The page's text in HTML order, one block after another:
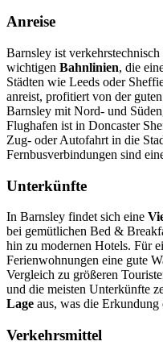
Anreise
Barnsley ist
wichtigen Bahnlinien, die
Städten wie Leeds oder
anreist, profitiert von der
Barnsley mit Nord- und
Flughafen ist in Doncaster
Zug- oder Autofahrt in die
Fernbusverbindungen sind
Unterkünfte
In Barnsley findet sich eine
bei gemütlichen Bed &
hin zu modernen Hotels. Für
Ferienwohnungen eine gute
Vergleich zu größeren
und die meisten Unterkünfte
Lage aus, was die Erkundung
Verkehrsmittel